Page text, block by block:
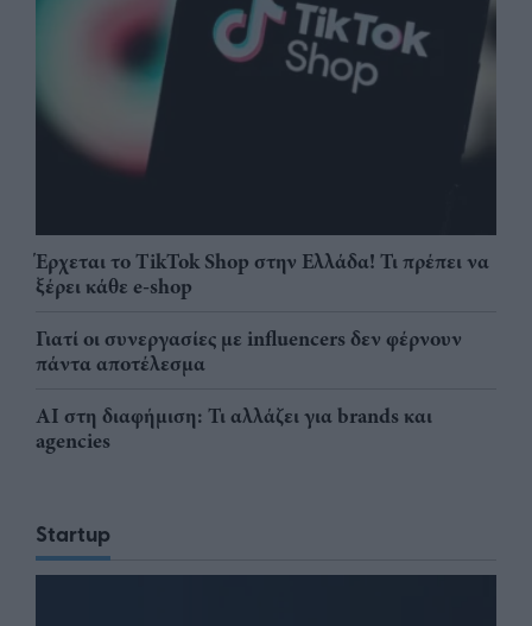
Έρχεται το TikTok Shop στην Ελλάδα! Τι πρέπει να
ξέρει κάθε e-shop
Γιατί οι συνεργασίες με influencers δεν φέρνουν
πάντα αποτέλεσμα
AI στη διαφήμιση: Τι αλλάζει για brands και
agencies
Startup